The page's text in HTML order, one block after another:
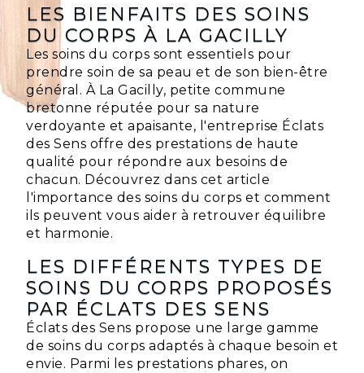
LES BIENFAITS DES SOINS
DU CORPS À LA GACILLY
Les soins du corps sont essentiels pour
prendre soin de sa peau et de son bien-être
général. À La Gacilly, petite commune
bretonne réputée pour sa nature
verdoyante et apaisante, l'entreprise Éclats
des Sens offre des prestations de haute
qualité pour répondre aux besoins de
chacun. Découvrez dans cet article
l'importance des soins du corps et comment
ils peuvent vous aider à retrouver équilibre
et harmonie.
LES DIFFÉRENTS TYPES DE
SOINS DU CORPS PROPOSÉS
PAR ÉCLATS DES SENS
Éclats des Sens propose une large gamme
de soins du corps adaptés à chaque besoin et
envie. Parmi les prestations phares, on